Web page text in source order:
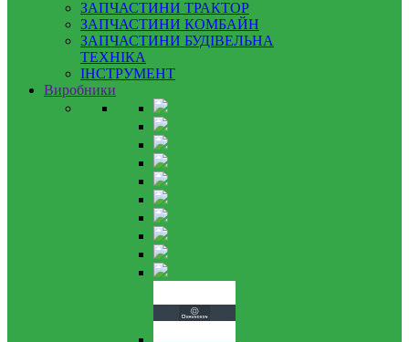
ЗАПЧАСТИНИ ТРАКТОР
ЗАПЧАСТИНИ КОМБАЙН
ЗАПЧАСТИНИ БУДІВЕЛЬНА
ТЕХНІКА
ІНСТРУМЕНТ
Виробники